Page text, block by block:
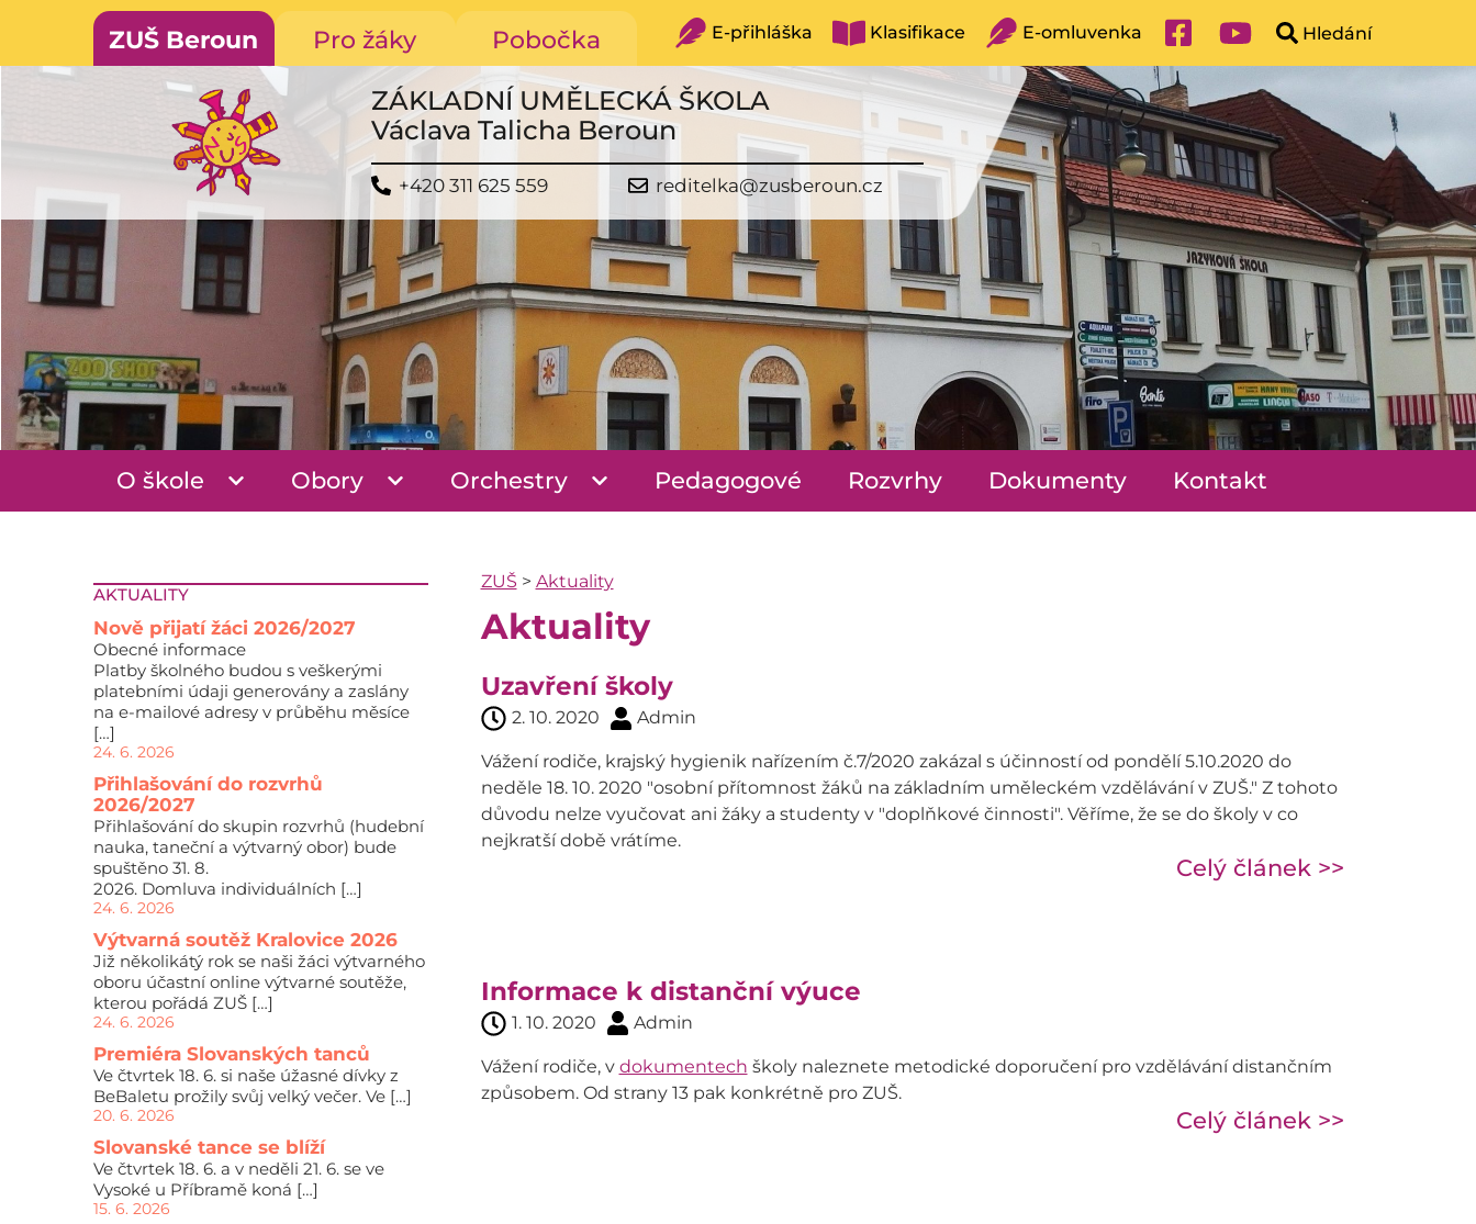
ZUŠ Beroun Pro žáky Pobočka E-přihláška Klasifikace E-omluvenka
ZÁKLADNÍ UMĚLECKÁ ŠKOLA
Václava Talicha Beroun
+420 311 625 559 reditelka@zusberoun.cz
O škole Obory Orchestry Pedagogové Rozvrhy Dokumenty Kontakt
AKTUALITY
Nově přijatí žáci 2026/2027
Obecné informace
Platby školného budou s veškerými
platebními údaji generovány a zaslány
na e-mailové adresy v průběhu měsíce
[…]
24. 6. 2026
Přihlašování do rozvrhů
2026/2027
Přihlašování do skupin rozvrhů (hudební
nauka, taneční a výtvarný obor) bude
spuštěno 31. 8.
2026. Domluva individuálních […]
24. 6. 2026
Výtvarná soutěž Kralovice 2026
Již několikátý rok se naši žáci výtvarného
oboru účastní online výtvarné soutěže,
kterou pořádá ZUŠ […]
24. 6. 2026
Premiéra Slovanských tanců
Ve čtvrtek 18. 6. si naše úžasné dívky z
BeBaletu prožily svůj velký večer. Ve […]
20. 6. 2026
Slovanské tance se blíží
Ve čtvrtek 18. 6. a v neděli 21. 6. se ve
Vysoké u Příbramě koná […]
15. 6. 2026
ZUŠ > Aktuality
Aktuality
Uzavření školy
2. 10. 2020 Admin
Vážení rodiče, krajský hygienik nařízením č.7/2020 zakázal s účinností od pondělí 5.10.2020 do
neděle 18. 10. 2020 "osobní přítomnost žáků na základním uměleckém vzdělávání v ZUŠ." Z tohoto
důvodu nelze vyučovat ani žáky a studenty v "doplňkové činnosti". Věříme, že se do školy v co
nejkratší době vrátíme.
Celý článek >>
Informace k distanční výuce
1. 10. 2020 Admin
Vážení rodiče, v dokumentech školy naleznete metodické doporučení pro vzdělávání distančním
způsobem. Od strany 13 pak konkrétně pro ZUŠ.
Celý článek >>